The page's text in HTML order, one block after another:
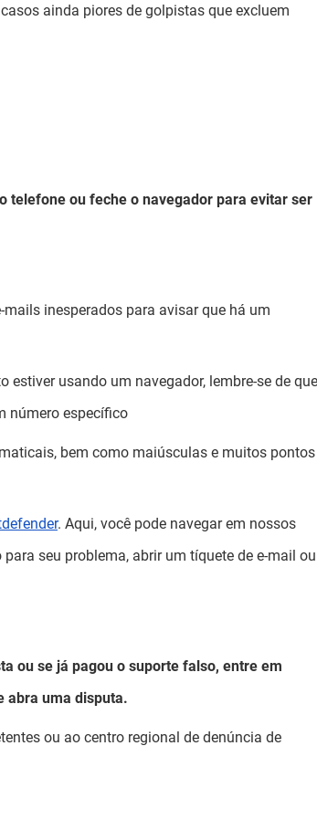
ainda piores de golpistas que excluem
telefone ou feche o navegador para evitar ser
inesperados para avisar que há um
estiver usando um navegador, lembre-se de que
número específico
bem como maiúsculas e muitos pontos
. Aqui, você pode navegar em nossos
seu problema, abrir um tíquete de e-mail ou
ou se já pagou o suporte falso, entre em
abra uma disputa.
ou ao centro regional de denúncia de